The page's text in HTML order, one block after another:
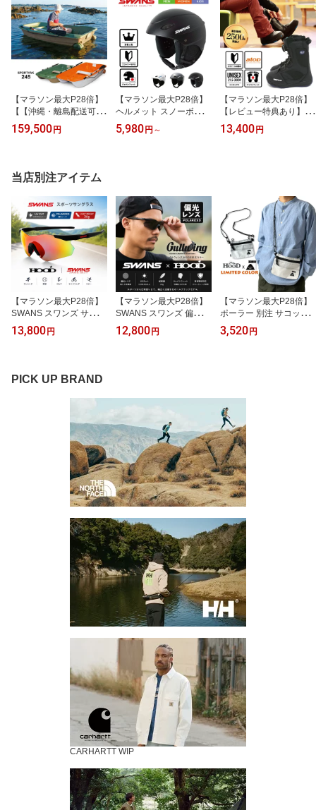
便] [230521]【SS25】
【マラソン最大P28倍】
【【沖縄・離島配送可能
エリア有】【西濃運輸営
業所止め】ボート 3人乗
BSPORTYAK245 OAT バ
ス釣り ドーリー BICSPO
RT 旧名 BIC245 【キャ
ンセル・代引き不可】
159,500 円
【マラソン最大P28倍】
ヘルメット スノーボード
スキー プロテクター ス
ワンズ 25-26 H-451R (H
具 【返品交換片道無料】
5,980 円 ～
【マラソン最大P28倍】
【レビュー特典あり】ス
ノーボードブーツ スノボ
A-TOP ダイヤル式 BOA
13,400 円
当店別注アイテム
【マラソン最大P28倍】
SWANS スワンズ サング
ラス 偏光 スポーツサン
グラス GULLWING GUF-
ンズ ランニング 野球 ゴ
ルフ サイクリング アウ
トドア MBK Polarized S
13,800 円
【マラソン最大P28倍】
SWANS スワンズ 偏光ス
ポーツサングラス GULL
WING ガルウィング HO
イブ メンズ レディース
12,800 円
【マラソン最大P28倍】
ポーラー 別注 サコッシ
ュ ショルダーポーチ PO
LeR× HOOD STAFFABL
薄型 おしゃれ かわいい
小物入れ スマホ入れ 白
メール便
3,520 円
PICK UP BRAND
CARHARTT WIP